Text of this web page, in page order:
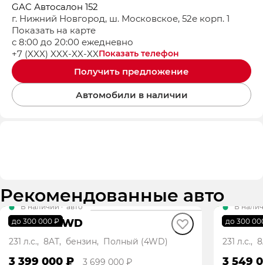
GAC Автосалон 152
г. Нижний Новгород, ш. Московское, 52е корп. 1
Показать на карте
с 8:00 до 20:00 ежедневно
Показать телефон
+7 (XXX) XXX-XX-XX
Получить предложение
Автомобили в наличии
Рекомендованные авто
до 300 000 ₽
В наличии · авто
GS4 GB AWD
231 л.с., 8AT, бензин, Полный (4WD)
3 399 000 ₽ 3 699 000 ₽
до 300
В
GS4
231 л.с.,
3 549